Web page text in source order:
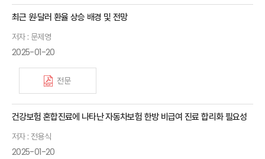
최근 원·달러 환율 상승 배경 및 전망
저자 : 문제영
2025-01-20
전문
건강보험 혼합진료에 나타난 자동차보험 한방 비급여 진료 합리화 필요성
저자 : 전용식
2025-01-20